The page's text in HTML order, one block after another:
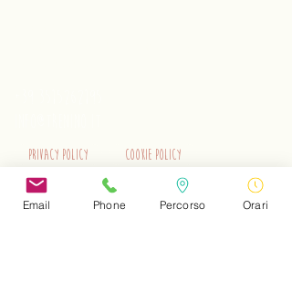
Privacy Policy Cookie Policy
EN Privacy Policy EN Cookie Policy
Email Phone Percorso Orari